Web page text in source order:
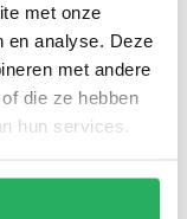
met onze
en analyse. Deze
met andere
die ze hebben
hun services.